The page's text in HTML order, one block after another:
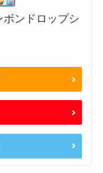
ボンドロップシ